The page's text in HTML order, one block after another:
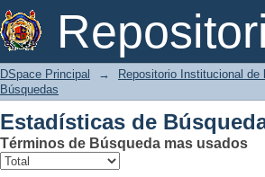
Estadísticas de
DSpace Principal →
Repositorio Institucional
Búsquedas
Estadísticas de
Términos de Búsqueda mas usados